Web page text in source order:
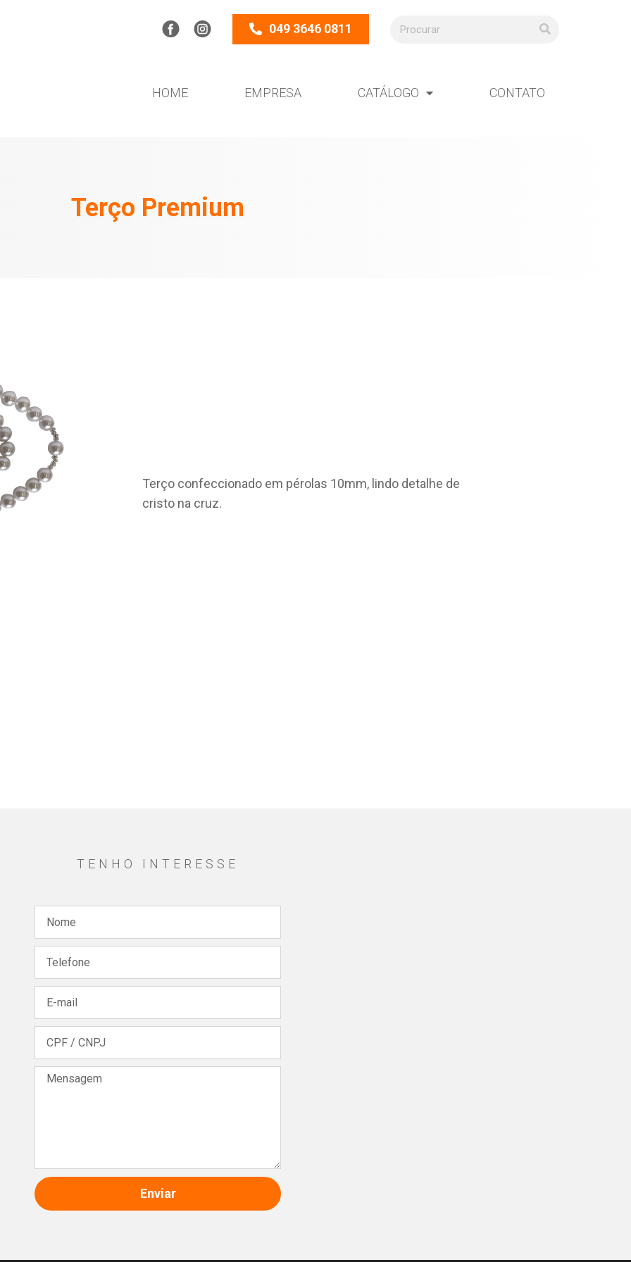
049 3646 0811
HOME EMPRESA CATÁLOGO CONTATO
Terço Premium
Terço confeccionado em pérolas 10mm, lindo detalhe de
cristo na cruz.
TENHO INTERESSE
Enviar